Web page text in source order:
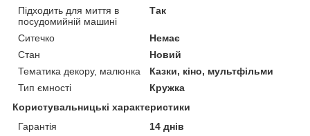
Підходить для миття в
посудомийній машині
Так
Ситечко
Немає
Стан
Новий
Тематика декору, малюнка
Казки, кіно, мультфільми
Тип ємності
Кружка
Користувальницькі характеристики
Гарантія
14 днів